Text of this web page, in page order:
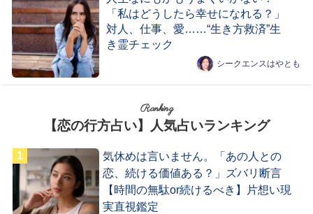
「私はどうしたら幸せになれる？」
対人、仕事、愛……“生き方救済”生
き霊チェック
シークエンスはやとも
Ranking
【恋の行方占い】人気占いランキング
気休めは言いません。「あの人との
恋、続ける価値ある？」ズバリ断言
【時間の無駄or続けるべき】片想い現
実直視鑑定